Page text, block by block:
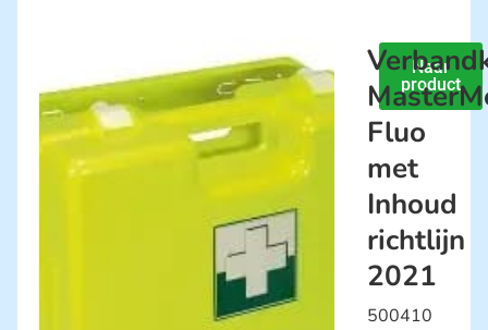
Naar
product
Fluo
met
Inhoud
richtlijn
2021
500410